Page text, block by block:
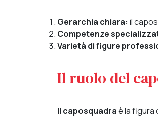
Gerarchia chiara: il
Competenze
Varietà di figure
Il ruolo del
Il caposquadraè la figura